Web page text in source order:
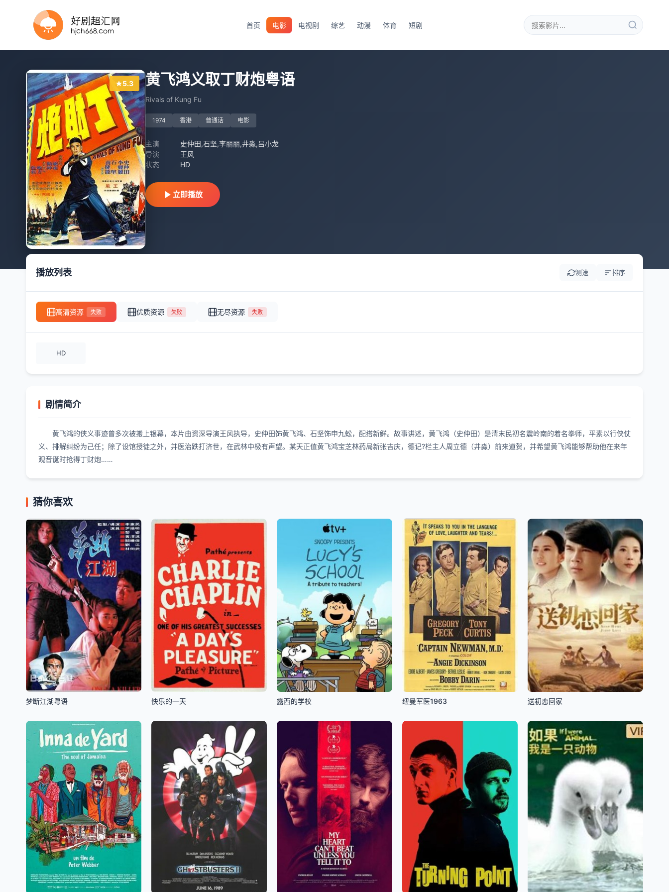
首页 电影 电视剧 综艺 动漫 体育 短剧
5.3 黄飞鸿义取丁财炮粤语
Rivals of Kung Fu
1974 香港 普通话 电影
主演
史仲田,石坚,李丽丽,井淼,吕小龙
导演
王风
状态
HD
立即播放
播放列表 测速 排序
高清资源 失败 优质资源 失败 无尽资源 失败
HD
剧情简介
黄飞鸿的侠义事迹曾多次被搬上银幕，本片由资深导演王风执导，史仲田饰黄飞鸿、石坚饰申九蚣，配搭新鲜。故事讲述，黄飞鸿（史仲田）是清末民初名震岭南的着名拳师，平素以行侠仗
义、排解纠纷为己任；除了设馆授徒之外，并医治跌打济世，在武林中极有声望。某天正值黄飞鸿宝芝林药局新张吉庆，德记?栏主人周立德（井淼）前来道贺，并希望黄飞鸿能够帮助他在来年
观音诞时抢得丁财炮……
猜你喜欢
梦断江湖粤语 快乐的一天 露西的学校 纽曼军医1963 送初恋回家